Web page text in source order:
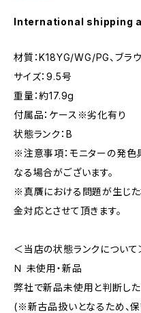
International shipping
材質：K18YG/WG/PG、ブラ
サイズ：9.5号
重量：約17.9g
付属品：ケース※劣化有り
状態ランク：B
※注意事項：モニターの発色
なる場合がございます。
※真贋における問題が生じ
金対応とさせて頂きます。
＜当店の状態ランクについて
Ｎ 未使用・新品
弊社で新品未使用と判断した
(※新古品扱いとなるため、